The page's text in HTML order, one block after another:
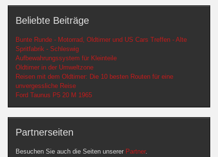
Beliebte Beiträge
Bunte Runde - Motorrad, Oldtimer und US Cars Treffen - Alte
Spritfabrik - Schleswig
Aufbewahrungssystem für Kleinteile
Oldtimer in der Umweltzone
Reisen mit dem Oldtimer: Die 10 besten Routen für eine
unvergessliche Reise
Ford Taunus P5 20 M 1965
Partnerseiten
Besuchen Sie auch die Seiten unserer Partner.